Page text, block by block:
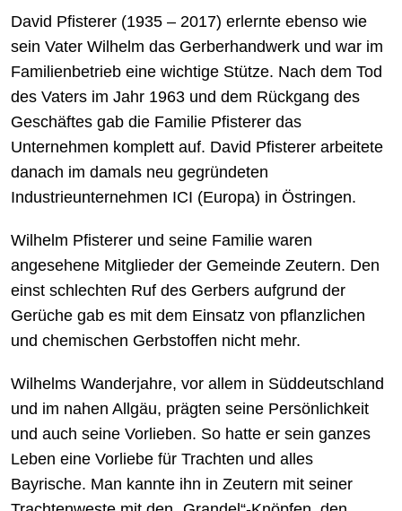
David Pfisterer (1935 – 2017) erlernte ebenso wie
sein Vater Wilhelm das Gerberhandwerk und war im
Familienbetrieb eine wichtige Stütze. Nach dem Tod
des Vaters im Jahr 1963 und dem Rückgang des
Geschäftes gab die Familie Pfisterer das
Unternehmen komplett auf. David Pfisterer arbeitete
danach im damals neu gegründeten
Industrieunternehmen ICI (Europa) in Östringen.
Wilhelm Pfisterer und seine Familie waren
angesehene Mitglieder der Gemeinde Zeutern. Den
einst schlechten Ruf des Gerbers aufgrund der
Gerüche gab es mit dem Einsatz von pflanzlichen
und chemischen Gerbstoffen nicht mehr.
Wilhelms Wanderjahre, vor allem in Süddeutschland
und im nahen Allgäu, prägten seine Persönlichkeit
und auch seine Vorlieben. So hatte er sein ganzes
Leben eine Vorliebe für Trachten und alles
Bayrische. Man kannte ihn in Zeutern mit seiner